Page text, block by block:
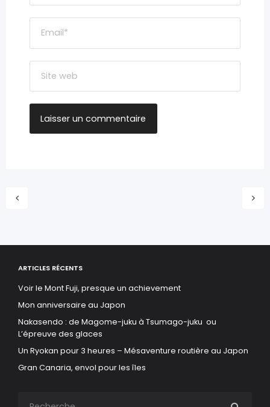
ARTICLES RÉCENTS
Voir le Mont Fuji, presque un achievement
Mon anniversaire au Japon
Nakasendo : de Magome-juku à Tsumago-juku ou
L’épreuve des glaces
Un Ryokan pour 3 heures – Mésaventure routière au Japon
Gran Canaria, envol pour les îles